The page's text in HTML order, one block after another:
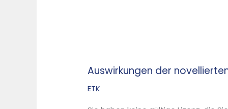
Auswirkungen der
ETK
Auswirkungen
der